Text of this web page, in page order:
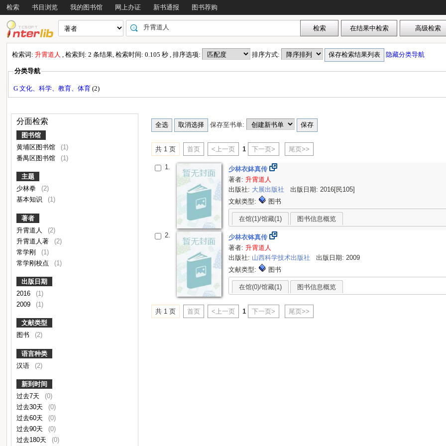
检索 书目浏览 我的图书馆 网上办证 新书通报 图书荐购
检索词:升霄道人, 检索到: 2 条结果, 检索时间: 0.105 秒 , 排序选项: 排序方式: 隐藏分类导航
分类导航
G 文化、科学、教育、体育(2)
分面检索
图书馆
黄埔区图书馆
(1)
番禺区图书馆
(1)
主题
少林拳
(2)
基本知识
(1)
著者
升霄道人
(2)
升霄道人著
(2)
常学刚
(1)
常学刚校点
(1)
出版日期
2016
(1)
2009
(1)
文献类型
图书
(2)
语言种类
汉语
(2)
新到时间
过去7天
(0)
过去30天
(0)
过去60天
(0)
过去90天
(0)
过去180天
(0)
保存至书单:
共 1 页 首页 <上一页 1 下一页> 尾页>>
1.
少林衣鉢真传
著者:升霄道人
出版社: 大展出版社
出版日期: 2016[民105]
文献类型:
图书
在馆(1)/馆藏(1) 图书信息概览
2.
少林衣钵真传
著者:升霄道人
出版社: 山西科学技术出版社
出版日期: 2009
文献类型:
图书
在馆(0)/馆藏(1) 图书信息概览
共 1 页 首页 <上一页 1 下一页> 尾页>>